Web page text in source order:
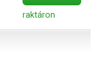
raktáron